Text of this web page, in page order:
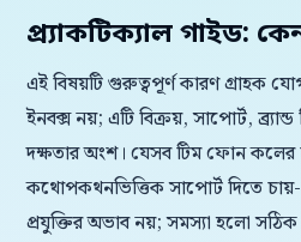
প্র্যাকটিক্যাল গাইড:
এই বিষয়টি গুরুত্বপূর্ণ কারণ গ্রাহক
ইনবক্স নয়; এটি বিক্রয়, সাপোর্ট,
দক্ষতার অংশ। যেসব টিম ফোন কলের
কথোপকথনভিত্তিক সাপোর্ট দিতে
প্রযুক্তির অভাব নয়; সমস্যা হলো সঠিক